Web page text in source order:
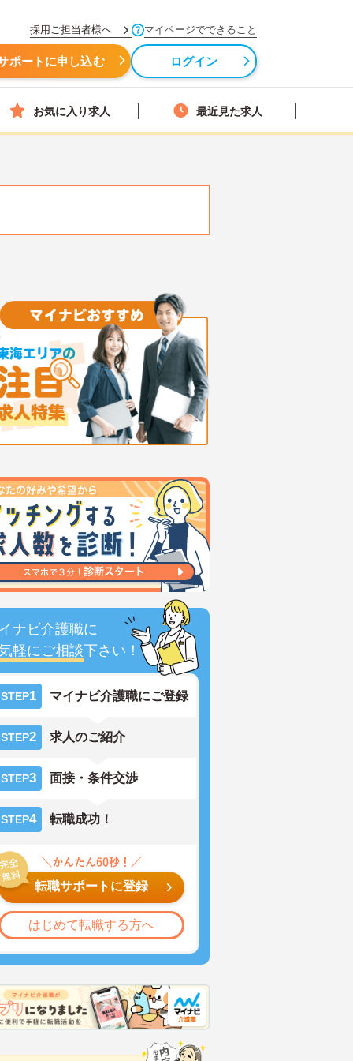
採用ご担当者様へ マイページでできること
ポートに申し込む ログイン
お気に入り求人 最近見た求人
ナビ介護職に
軽にご相談下さい！
STEP1 マイナビ介護職にご登録
STEP2 求人のご紹介
STEP3 面接・条件交渉
STEP4 転職成功！
転職サポートに登録
はじめて転職する方へ